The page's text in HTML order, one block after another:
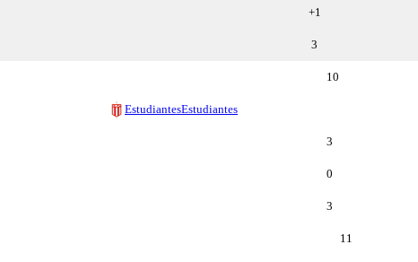
+1
3
10
EstudiantesEstudiantes
3
0
3
11